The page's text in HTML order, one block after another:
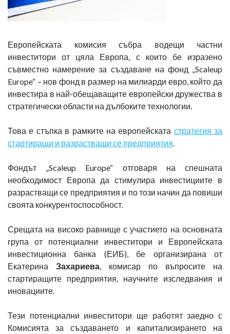
Европейската комисия събра водещи частни
инвеститори от цяла Европа, с които бе изразено
съвместно намерение за създаване на фонд „Scaleup
Europe“ – нов фонд в размер на милиарди евро, който да
инвестира в най-обещаващите европейски дружества в
стратегически области на дълбоките технологии.
Това е стъпка в рамките на европейската стратегия за
стартиращи и разрастващи се предприятия.
Фондът „Scaleup Europe“ отговаря на спешната
необходимост Европа да стимулира инвестициите в
разрастващи се предприятия и по този начин да повиши
своята конкурентоспособност.
Срещата на високо равнище с участието на основната
група от потенциални инвеститори и Европейската
инвестиционна банка (ЕИБ), бе организирана от
Екатерина Захариева, комисар по въпросите на
стартиращите предприятия, научните изследвания и
иновациите.
Тези потенциални инвеститори ще работят заедно с
Комисията за създаването и капитализирането на